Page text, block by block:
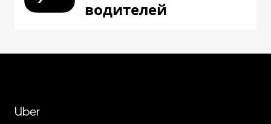
водителей
Uber